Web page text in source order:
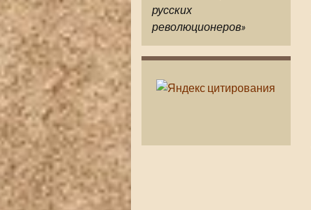
русских
революционеров»